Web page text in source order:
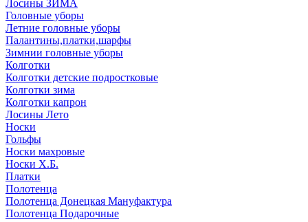
Лосины ЗИМА
Головные уборы
Летние головные уборы
Палантины,платки,шарфы
Зимнии головные уборы
Колготки
Колготки детские подростковые
Колготки зима
Колготки капрон
Лосины Лето
Носки
Гольфы
Носки махровые
Носки Х.Б.
Платки
Полотенца
Полотенца Донецкая Мануфактура
Полотенца Подарочные